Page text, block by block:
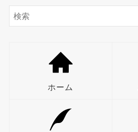
ホーム